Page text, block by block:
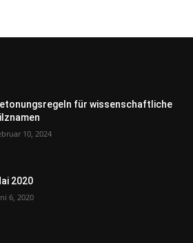
für wissenschaftliche
10, 2024
2020
6, 2020